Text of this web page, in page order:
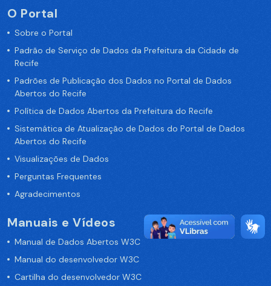
O Portal
Sobre o Portal
Padrão de Serviço de Dados da Prefeitura da Cidade de
Recife
Padrões de Publicação dos Dados no Portal de Dados
Abertos do Recife
Política de Dados Abertos da Prefeitura do Recife
Sistemática de Atualização de Dados do Portal de Dados
Abertos do Recife
Visualizações de Dados
Perguntas Frequentes
Agradecimentos
Manuais e Vídeos
Manual de Dados Abertos W3C
Manual do desenvolvedor W3C
Cartilha do desenvolvedor W3C